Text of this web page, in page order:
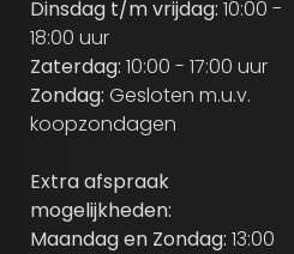
Dinsdag t/m vrijdag: 10:00 -
18:00 uur
Zaterdag: 10:00 - 17:00 uur
Zondag: Gesloten m.u.v.
koopzondagen
Extra afspraak
mogelijkheden:
Maandag en Zondag: 13:00